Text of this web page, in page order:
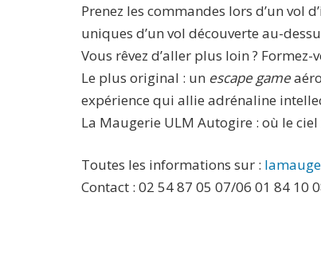
Prenez les commandes lors d’un vol
uniques d’un vol découverte au-
Vous rêvez d’aller plus loin ?
Le plus original : un escape game
expérience qui allie adrénaline
La Maugerie ULM Autogire : où le
Toutes les informations sur :
Contact : 02 54 87 05 07/06 01 84 10